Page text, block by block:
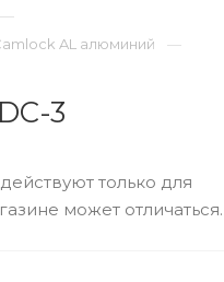
AL алюминий
3
только для
может отличаться.